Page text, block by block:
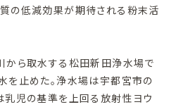
の低減効果が期待される粉末活
から取水する松田新田浄水場で
を止めた。浄水場は宇都宮市の
乳児の基準を上回る放射性ヨウ